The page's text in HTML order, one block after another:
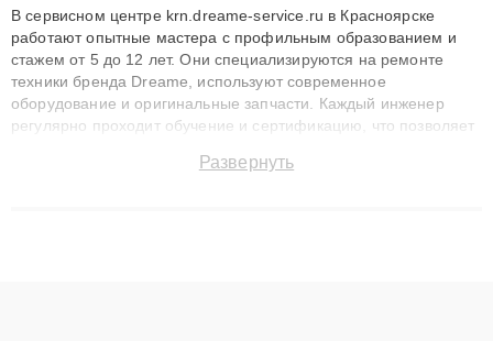
В сервисном центре krn.dreame-service.ru в Красноярске
работают опытные мастера с профильным образованием и
стажем от 5 до 12 лет. Они специализируются на ремонте
техники бренда Dreame, используют современное
оборудование и оригинальные запчасти. Каждый инженер
регулярно проходит обучение и сертификацию, что позволяет
технику с сохранением гарантии до 3 лет. Наши мастера
Развернуть